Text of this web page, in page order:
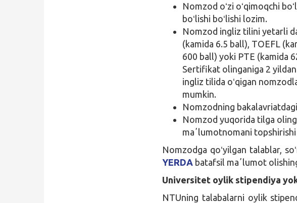
Nomzod oʻzi oʻqimoqchi
boʻlishi boʻlishi lozim.
Nomzod ingliz tilini yetarli
(kamida 6.5 ball), TOEFL
600 ball) yoki PTE (kamida
Sertifikat olinganiga 2
ingliz tilida oʻqigan
mumkin.
Nomzodning
Nomzod yuqorida tilga
maʼlumotnomani
Nomzodga qoʻyilgan talablar,
YERDA batafsil maʼlumot
Universitet oylik stipendiya
NTUning talabalarni oylik